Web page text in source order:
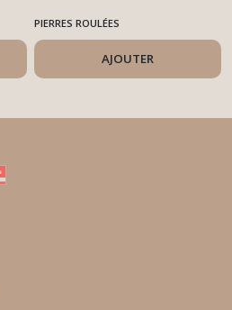
PIERRES ROULÉES
AJOUTER